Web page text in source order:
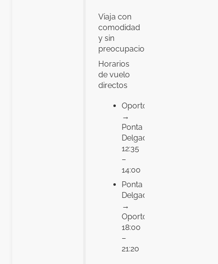
Viaja con
comodidad
y sin
preocupaciones.
Horarios
de vuelo
directos
Oporto
→
Ponta
Delgada:
12:35
–
14:00
Ponta
Delgada
→
Oporto:
18:00
–
21:20